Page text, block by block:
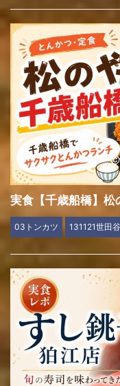
実食【千歳船橋】松
03トンカツ 131121世田